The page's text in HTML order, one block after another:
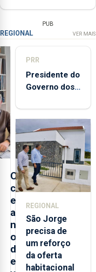
PUB
REGIONAL VER MAIS
O
c
e
a
n
o
d
e
PRR
Presidente do
Governo dos
destaca
execução e
modernização
da saúde
REGIONAL
São Jorge
precisa de
um reforço
da oferta
habitacional